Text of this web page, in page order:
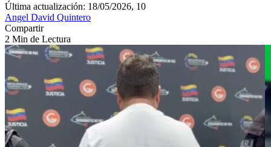
Última actualización: 18/05/2026, 10
Angel David Quintero
Compartir
2 Min de Lectura